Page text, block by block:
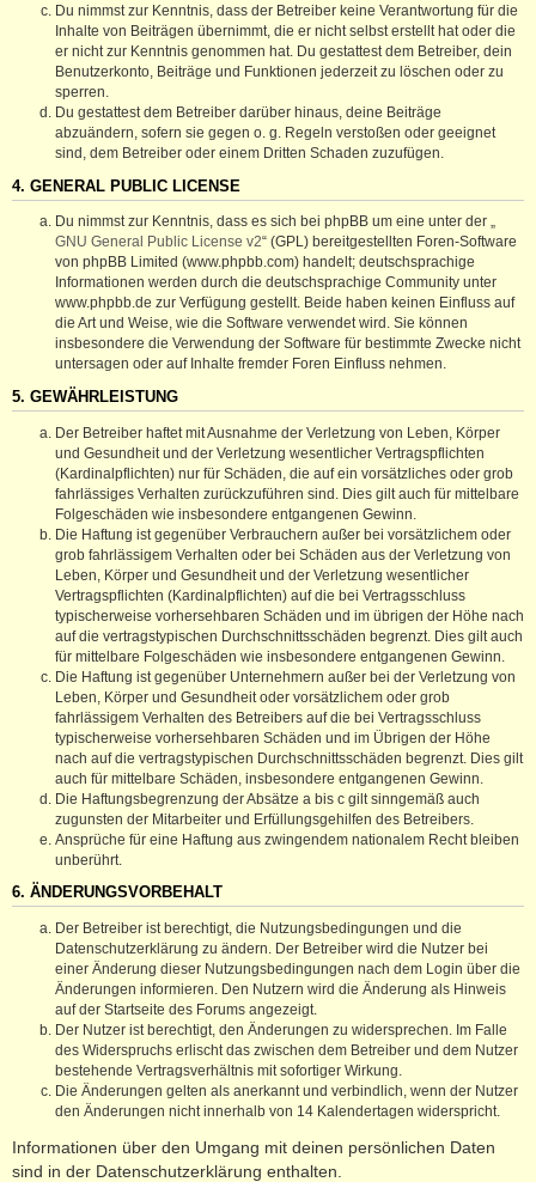
Du nimmst zur Kenntnis, dass der Betreiber keine Verantwortung für die
Inhalte von Beiträgen übernimmt, die er nicht selbst erstellt hat oder die
er nicht zur Kenntnis genommen hat. Du gestattest dem Betreiber, dein
Benutzerkonto, Beiträge und Funktionen jederzeit zu löschen oder zu
sperren.
Du gestattest dem Betreiber darüber hinaus, deine Beiträge
abzuändern, sofern sie gegen o. g. Regeln verstoßen oder geeignet
sind, dem Betreiber oder einem Dritten Schaden zuzufügen.
4. GENERAL PUBLIC LICENSE
Du nimmst zur Kenntnis, dass es sich bei phpBB um eine unter der „
GNU General Public License v2“ (GPL) bereitgestellten Foren-Software
von phpBB Limited (www.phpbb.com) handelt; deutschsprachige
Informationen werden durch die deutschsprachige Community unter
www.phpbb.de zur Verfügung gestellt. Beide haben keinen Einfluss auf
die Art und Weise, wie die Software verwendet wird. Sie können
insbesondere die Verwendung der Software für bestimmte Zwecke nicht
untersagen oder auf Inhalte fremder Foren Einfluss nehmen.
5. GEWÄHRLEISTUNG
Der Betreiber haftet mit Ausnahme der Verletzung von Leben, Körper
und Gesundheit und der Verletzung wesentlicher Vertragspflichten
(Kardinalpflichten) nur für Schäden, die auf ein vorsätzliches oder grob
fahrlässiges Verhalten zurückzuführen sind. Dies gilt auch für mittelbare
Folgeschäden wie insbesondere entgangenen Gewinn.
Die Haftung ist gegenüber Verbrauchern außer bei vorsätzlichem oder
grob fahrlässigem Verhalten oder bei Schäden aus der Verletzung von
Leben, Körper und Gesundheit und der Verletzung wesentlicher
Vertragspflichten (Kardinalpflichten) auf die bei Vertragsschluss
typischerweise vorhersehbaren Schäden und im übrigen der Höhe nach
auf die vertragstypischen Durchschnittsschäden begrenzt. Dies gilt auch
für mittelbare Folgeschäden wie insbesondere entgangenen Gewinn.
Die Haftung ist gegenüber Unternehmern außer bei der Verletzung von
Leben, Körper und Gesundheit oder vorsätzlichem oder grob
fahrlässigem Verhalten des Betreibers auf die bei Vertragsschluss
typischerweise vorhersehbaren Schäden und im Übrigen der Höhe
nach auf die vertragstypischen Durchschnittsschäden begrenzt. Dies gilt
auch für mittelbare Schäden, insbesondere entgangenen Gewinn.
Die Haftungsbegrenzung der Absätze a bis c gilt sinngemäß auch
zugunsten der Mitarbeiter und Erfüllungsgehilfen des Betreibers.
Ansprüche für eine Haftung aus zwingendem nationalem Recht bleiben
unberührt.
6. ÄNDERUNGSVORBEHALT
Der Betreiber ist berechtigt, die Nutzungsbedingungen und die
Datenschutzerklärung zu ändern. Der Betreiber wird die Nutzer bei
einer Änderung dieser Nutzungsbedingungen nach dem Login über die
Änderungen informieren. Den Nutzern wird die Änderung als Hinweis
auf der Startseite des Forums angezeigt.
Der Nutzer ist berechtigt, den Änderungen zu widersprechen. Im Falle
des Widerspruchs erlischt das zwischen dem Betreiber und dem Nutzer
bestehende Vertragsverhältnis mit sofortiger Wirkung.
Die Änderungen gelten als anerkannt und verbindlich, wenn der Nutzer
den Änderungen nicht innerhalb von 14 Kalendertagen widerspricht.
Informationen über den Umgang mit deinen persönlichen Daten
sind in der Datenschutzerklärung enthalten.